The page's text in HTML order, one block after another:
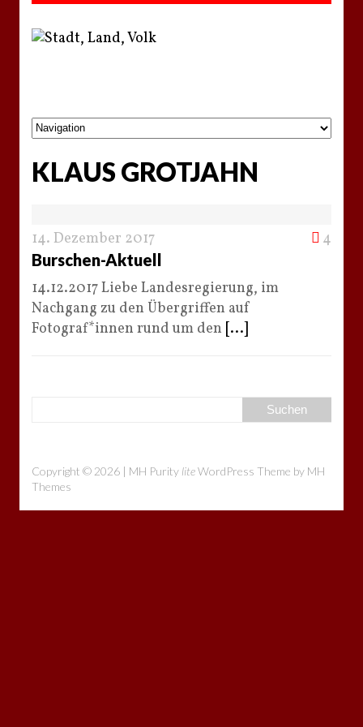
KLAUS GROTJAHN
14. Dezember 2017 4
Burschen-Aktuell
14.12.2017 Liebe Landesregierung, im
Nachgang zu den Übergriffen auf
Fotograf*innen rund um den [...]
Copyright © 2026 | MH Purity liteWordPress Theme by MH
Themes